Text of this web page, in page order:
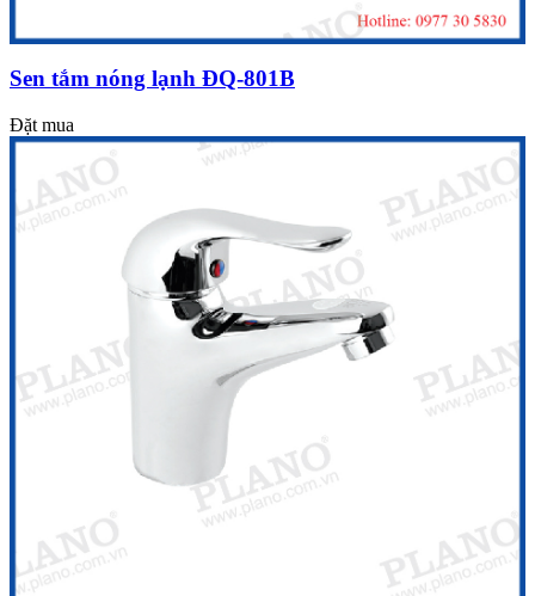
Sen tắm nóng lạnh ĐQ-801B
Đặt mua